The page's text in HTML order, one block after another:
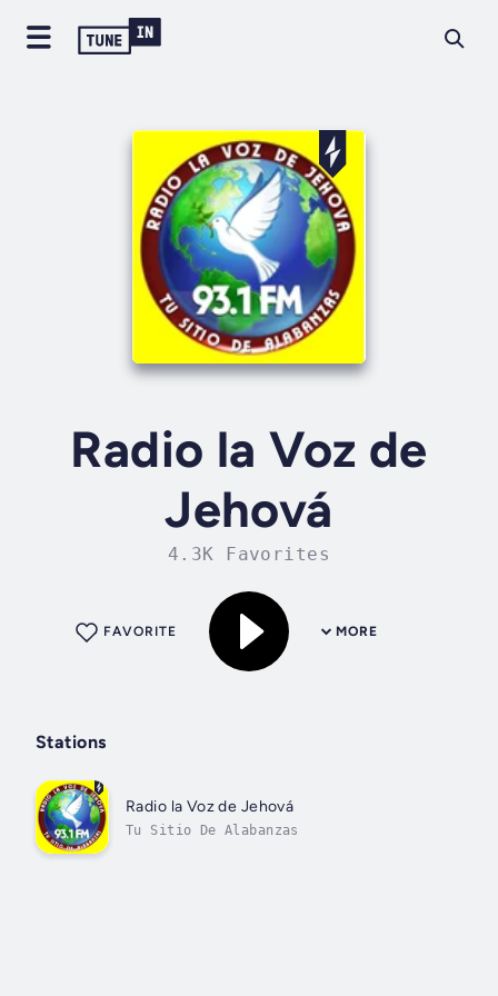
Radio la Voz de
Jehová
4.3K Favorites
MORE
FAVORITE
Stations
Radio la Voz de Jehová
Tu Sitio De Alabanzas